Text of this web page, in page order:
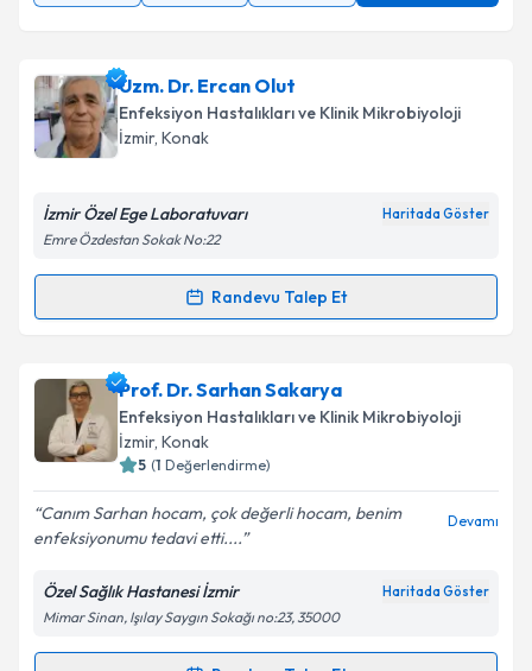
Uzm. Dr. Ercan Olut
Enfeksiyon Hastalıkları ve Klinik Mikrobiyoloji
İzmir, Konak
İzmir Özel Ege Laboratuvarı Haritada Göster
Emre Özdestan Sokak No:22
Randevu Talep Et
Randevu Takvimi Talebi
Uzm. Dr. Ercan Olutiçin randevu takvimi talebi
oluşturun. Size bu uzmandan randevu almanız için bir
takvim hazırlandığında e-posta ile bilgilendireceğiz.
Kişisel verilerimin işlenmesine ilişkin
Aydınlatma
Metni'ni okudum ve kişisel verilerimin belirtilen
kapsamda işlenmesini kabul ediyorum.
Prof. Dr. Sarhan Sakarya
Enfeksiyon Hastalıkları ve Klinik Mikrobiyoloji
İzmir, Konak
5 (1 Değerlendirme)
Canım Sarhan hocam, çok değerli hocam, benim
enfeksiyonumu tedavi etti....
Devamı
Özel Sağlık Hastanesi İzmir Haritada Göster
Mimar Sinan, Işılay Saygın Sokağı no:23, 35000